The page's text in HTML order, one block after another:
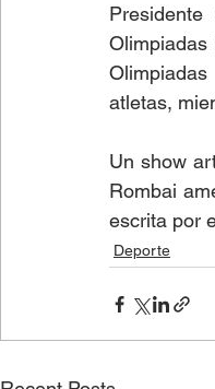
Olimpiadas
atletas,
Un show
Rombai
escrita por
Deporte